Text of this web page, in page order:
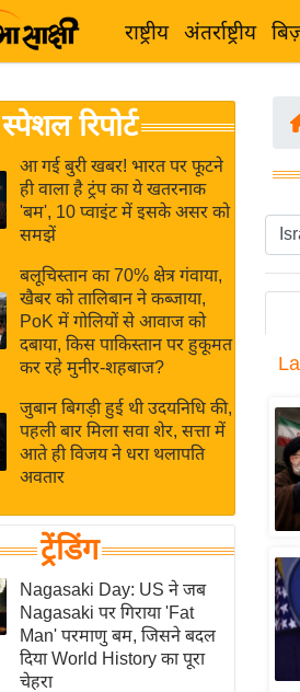
राष्ट्रीय अंतर्राष्ट्रीय
स्पेशल रिपोर्ट
आ गई बुरी खबर! भारत पर फूटने
ही वाला है ट्रंप का ये खतरनाक
'बम', 10 प्वाइंट में इसके असर को
समझें
बलूचिस्तान का 70% क्षेत्र गंवाया,
खैबर को तालिबान ने कब्जाया,
PoK में गोलियों से आवाज को
दबाया, किस पाकिस्तान पर हुकूमत
कर रहे मुनीर-शहबाज?
जुबान बिगड़ी हुई थी उदयनिधि की,
पहली बार मिला सवा शेर, सत्ता में
आते ही विजय ने धरा थलापति
अवतार
ट्रेंडिंग
Nagasaki Day: US ने जब
Nagasaki पर गिराया 'Fat
Man' परमाणु बम, जिसने बदल
दिया World History का पूरा
चेहरा